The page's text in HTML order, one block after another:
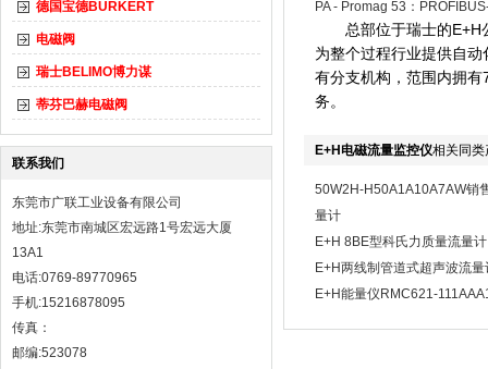
德国宝德BURKERT
电磁阀
瑞士BELIMO博力谋
蒂芬巴赫电磁阀
联系我们
东莞市广联工业设备有限公司
地址:东莞市南城区宏远路1号宏远大厦
13A1
电话:0769-89770965
手机:15216878095
传真：
邮编:523078
PA - Promag 53：
总部位于瑞士的E+H公
为整个过程行业提供自
有分支机构，范围内拥
务。
E+H电磁流量监控仪相关同类
50W2H-H50A1A10A7AW销
量计
E+H 8BE型科氏力质量流量计
E+H两线制管道式超声波流量
E+H能量仪RMC621-